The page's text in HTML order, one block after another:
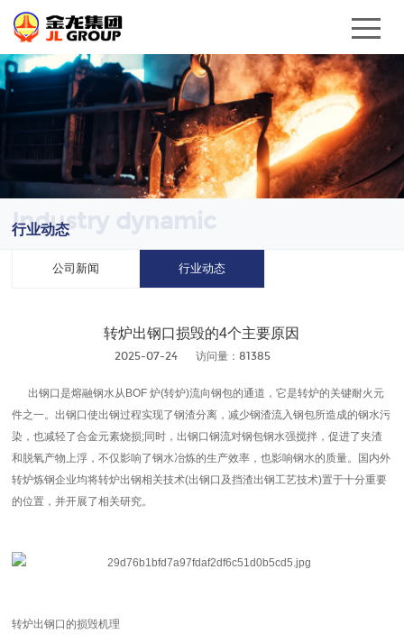
Industry dynamic
行业动态
公司新闻 行业动态
转炉出钢口损毁的4个主要原因
2025-07-24 访问量：81385
出钢口是熔融钢水从BOF 炉(转炉)流向钢包的通道，它是转炉的关键耐火元
件之一。出钢口使出钢过程实现了钢渣分离，减少钢渣流入钢包所造成的钢水污
染，也减轻了合金元素烧损;同时，出钢口钢流对钢包钢水强搅拌，促进了夹渣
和脱氧产物上浮，不仅影响了钢水冶炼的生产效率，也影响钢水的质量。国内外
转炉炼钢企业均将转炉出钢相关技术(出钢口及挡渣出钢工艺技术)置于十分重要
的位置，并开展了相关研究。
转炉出钢口的损毁机理